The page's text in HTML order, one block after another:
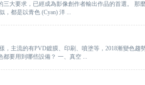
大要求，已經成為影像創作者輸出作品的首選。 那
，都是以青色 (Cyan) 洋 ...
主流的有PVD鍍膜、印刷、噴塗等，2018漸變色趨
要用到哪些設備？ 一、真空 ...